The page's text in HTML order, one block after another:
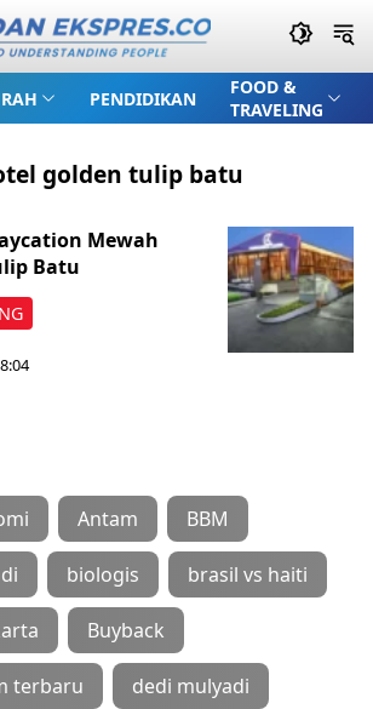
PENDIDIKAN
FOOD &
TRAVELING
golden tulip batu
Mewah
Batu
Antam BBM
biologis brasil vs haiti
Buyback
terbaru dedi mulyadi